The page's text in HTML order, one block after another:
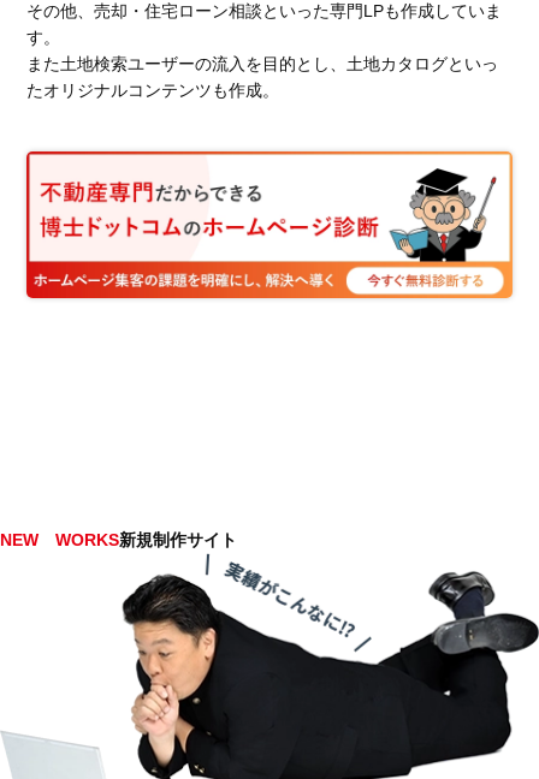
その他、売却・住宅ローン相談といった専門LPも作成していま
す。
また土地検索ユーザーの流入を目的とし、土地カタログといっ
たオリジナルコンテンツも作成。
NEW WORKS新規制作サイト